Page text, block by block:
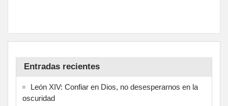
Entradas recientes
León XIV: Confiar en Dios, no desesperarnos en la
oscuridad